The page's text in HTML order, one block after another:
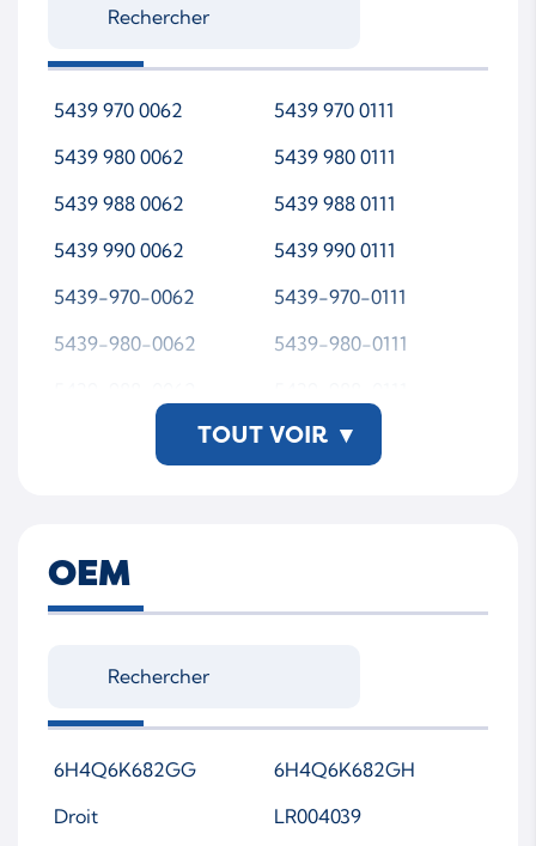
5439 970 0062
5439 970 0111
5439 980 0062
5439 980 0111
5439 988 0062
5439 988 0111
5439 990 0062
5439 990 0111
5439-970-0062
5439-970-0111
5439-980-0062
5439-980-0111
5439-990-0111
54399880062
54399900062
54399900111
5439 988 0111-WSMTA
TOUT VOIR ▾
OEM
6H4Q6K682GG
6H4Q6K682GH
Droit
LR004039